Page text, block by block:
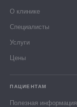
О клинике
Специалисты
Услуги
Цены
ПАЦИЕНТАМ
Полезная информация